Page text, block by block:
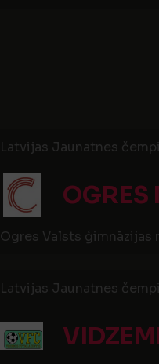
Latvijas Jaunatnes
OGRES
Ogres Valsts ģimnāzijas
Latvijas Jaunatnes